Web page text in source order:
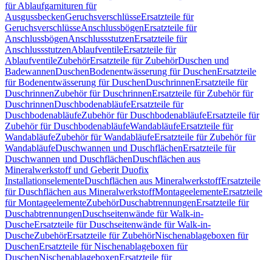
für Ablaufgarnituren für
AusgussbeckenGeruchsverschlüsseErsatzteile für
GeruchsverschlüsseAnschlussbögenErsatzteile für
AnschlussbögenAnschlussstutzenErsatzteile für
AnschlussstutzenAblaufventileErsatzteile für
AblaufventileZubehörErsatzteile für ZubehörDuschen und
BadewannenDuschenBodenentwässerung für DuschenErsatzteile
für Bodenentwässerung für DuschenDuschrinnenErsatzteile für
DuschrinnenZubehör für DuschrinnenErsatzteile für Zubehör für
DuschrinnenDuschbodenabläufeErsatzteile für
DuschbodenabläufeZubehör für DuschbodenabläufeErsatzteile für
Zubehör für DuschbodenabläufeWandabläufeErsatzteile für
WandabläufeZubehör für WandabläufeErsatzteile für Zubehör für
WandabläufeDuschwannen und DuschflächenErsatzteile für
Duschwannen und DuschflächenDuschflächen aus
Mineralwerkstoff und Geberit Duofix
InstallationselementeDuschflächen aus MineralwerkstoffErsatzteile
für Duschflächen aus MineralwerkstoffMontageelementeErsatzteile
für MontageelementeZubehörDuschabtrennungenErsatzteile für
DuschabtrennungenDuschseitenwände für Walk-in-
DuscheErsatzteile für Duschseitenwände für Walk-in-
DuscheZubehörErsatzteile für ZubehörNischenablageboxen für
DuschenErsatzteile für Nischenablageboxen für
DuschenNischenablageboxenErsatzteile für